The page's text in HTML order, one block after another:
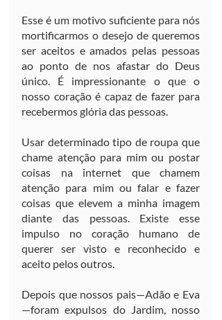
Esse é um motivo suficiente para nós
mortificarmos o desejo de queremos
ser aceitos e amados pelas pessoas
ao ponto de nos afastar do Deus
único. É impressionante o que o
nosso coração é capaz de fazer para
recebermos glória das pessoas.
Usar determinado tipo de roupa que
chame atenção para mim ou postar
coisas na internet que chamem
atenção para mim ou falar e fazer
coisas que elevem a minha imagem
diante das pessoas. Existe esse
impulso no coração humano de
querer ser visto e reconhecido e
aceito pelos outros.
Depois que nossos pais—Adão e Eva
—foram expulsos do Jardim, nosso